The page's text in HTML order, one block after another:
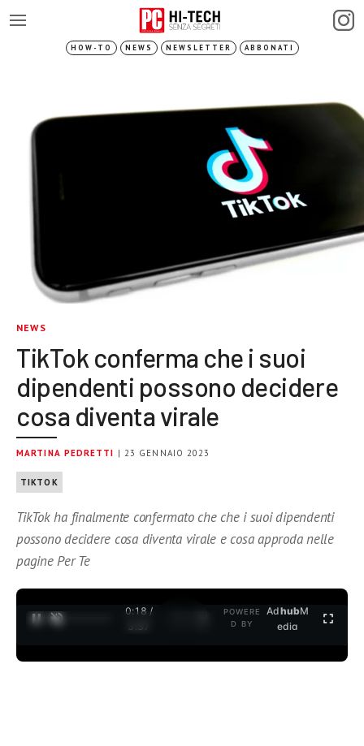
HOW-TO NEWS NEWSLETTER ABBONATI
NEWS
TikTok conferma che i suoi
dipendenti possono decidere
cosa diventa virale
MARTINA PEDRETTI | 23 GENNAIO 2023
TIKTOK
TikTok ha finalmente confermato che che i suoi dipendenti
possono decidere cosa diventa virale e cosa approda nelle
pagine Per Te
0:18 /
3:37
POWERE
D BY
AdhubM
edia